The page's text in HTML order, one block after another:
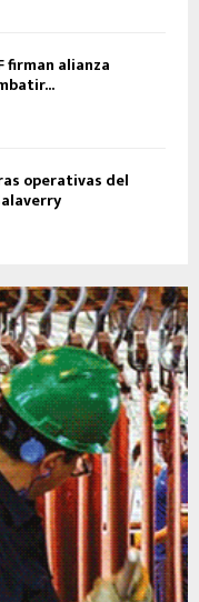
firman alianza
operativas del